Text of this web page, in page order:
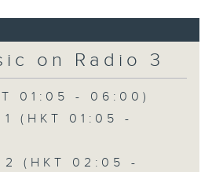
on Radio 3
01:05 - 06:00)
1 (HKT 01:05 -
2 (HKT 02:05 -